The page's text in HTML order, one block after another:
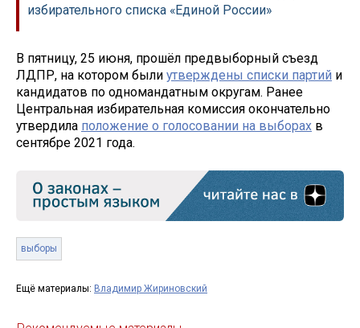
избирательного списка «Единой России»
В пятницу, 25 июня, прошёл предвыборный съезд
ЛДПР, на котором были утверждены списки партий и
кандидатов по одномандатным округам. Ранее
Центральная избирательная комиссия окончательно
утвердила положение о голосовании на выборах в
сентябре 2021 года.
выборы
Ещё материалы: Владимир Жириновский